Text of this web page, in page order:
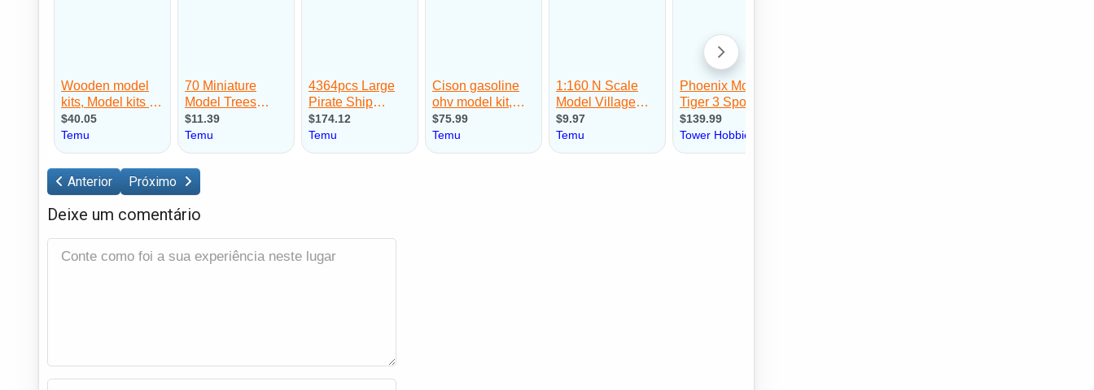
Anterior Próximo
Deixe um comentário